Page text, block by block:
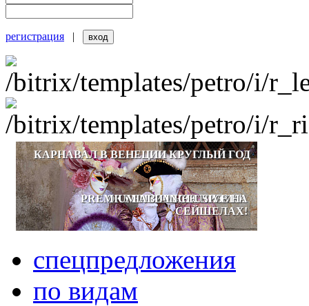
регистрация |
ОКУНИТЕСЬ В СКАЗКУ!
ЗИМНЕЕ ПРОМО!
PREMIUM ALL-INCLUSIVE НА
СЕЙШЕЛАХ!
КАРНАВАЛ В ВЕНЕЦИИ КРУГЛЫЙ ГОД
спецпредложения
по видам